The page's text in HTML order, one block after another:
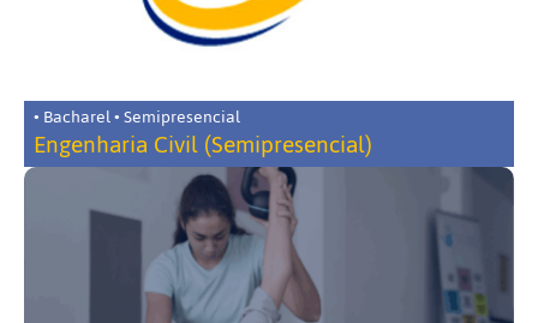
• Bacharel • Semipresencial
Engenharia Civil (Semipresencial)